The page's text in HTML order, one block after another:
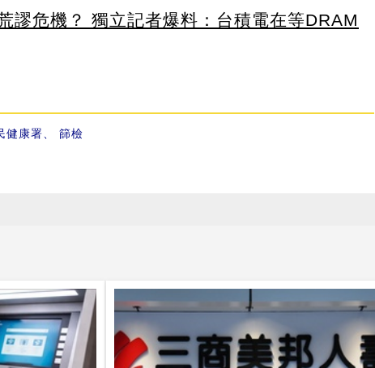
謬危機？ 獨立記者爆料：台積電在等DRAM
健康署 篩檢